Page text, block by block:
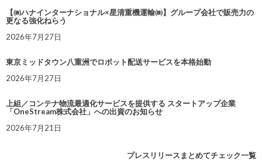
【㈱ハナインターナショナル×星清重機運輸㈱】グループ会社で販売力の
更なる強化ねらう
2026年7月27日
東京ミッドタウン八重洲でロボット配送サービスを本格始動
2026年7月27日
上組／コンテナ物流最適化サービスを提供する スタートアップ企業
「OneStream株式会社」への出資のお知らせ
2026年7月21日
プレスリリースまとめてチェック一覧